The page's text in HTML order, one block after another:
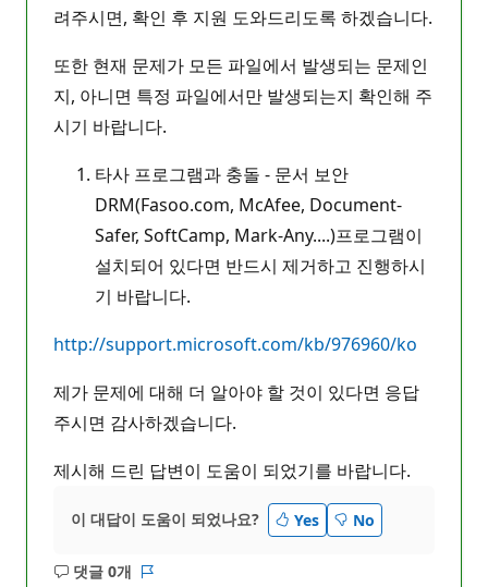
려주시면, 확인 후 지원 도와드리도록 하겠습니다.
또한 현재 문제가 모든 파일에서 발생되는 문제인
지, 아니면 특정 파일에서만 발생되는지 확인해 주
시기 바랍니다.
타사 프로그램과 충돌 - 문서 보안
DRM(Fasoo.com, McAfee, Document-
Safer, SoftCamp, Mark-Any....)프로그램이
설치되어 있다면 반드시 제거하고 진행하시
기 바랍니다.
http://support.microsoft.com/kb/976960/ko
제가 문제에 대해 더 알아야 할 것이 있다면 응답
주시면 감사하겠습니다.
제시해 드린 답변이 도움이 되었기를 바랍니다.
이 대답이 도움이 되었나요? Yes No
댓글 0개
설